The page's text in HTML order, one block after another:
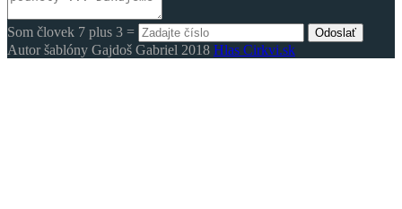
Som človek 7 plus 3 = Odoslať
Autor šablóny Gajdoš Gabriel 2018 Hlas Cirkvi.sk